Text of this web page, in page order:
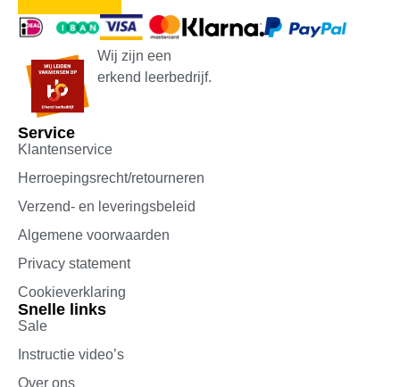
Wij zijn een
erkend leerbedrijf.
Service
Klantenservice
Herroepingsrecht/retourneren
Verzend- en leveringsbeleid
Algemene voorwaarden
Privacy statement
Cookieverklaring
Snelle links
Sale
Instructie video’s
Over ons